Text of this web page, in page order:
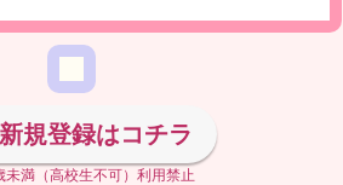
規登録はコチラ
満（高校生不可）利用禁止